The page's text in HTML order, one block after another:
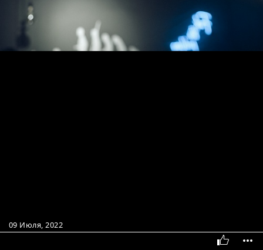
09 Июля, 2022